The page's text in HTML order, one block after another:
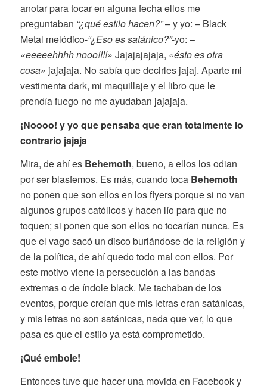
anotar para tocar en alguna fecha ellos me
preguntaban “¿qué estilo hacen?”– y yo: – Black
Metal melódico-“¿Eso es satánico?”-yo: –
«eeeeehhhh nooo!!!!» Jajajajajaja, «ésto es otra
cosa» jajajaja. No sabía que decirles jajaj. Aparte mi
vestimenta dark, mi maquillaje y el libro que le
prendía fuego no me ayudaban jajajaja.
¡Noooo! y yo que pensaba que eran totalmente lo
contrario jajaja
Mira, de ahí es Behemoth, bueno, a ellos los odian
por ser blasfemos. Es más, cuando toca Behemoth
no ponen que son ellos en los flyers porque si no van
algunos grupos católicos y hacen lío para que no
toquen; si ponen que son ellos no tocarían nunca. Es
que el vago sacó un disco burlándose de la religión y
de la política, de ahí quedo todo mal con ellos. Por
este motivo viene la persecución a las bandas
extremas o de índole black. Me tachaban de los
eventos, porque creían que mis letras eran satánicas,
y mis letras no son satánicas, nada que ver, lo que
pasa es que el estilo ya está comprometido.
¡Qué embole!
Entonces tuve que hacer una movida en Facebook y